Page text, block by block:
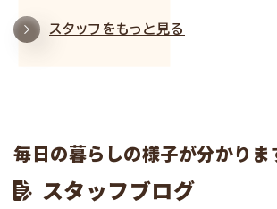
スタッフをもっと見る
毎日の暮らしの様子が分かりま
スタッフブログ